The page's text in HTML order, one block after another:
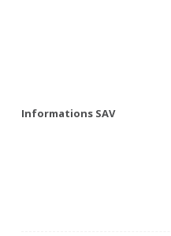
Informations SAV